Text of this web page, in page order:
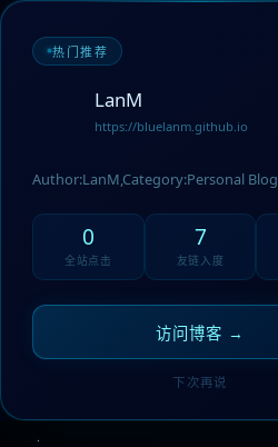
全部博客 · 80 节点
全部80 未分类
热门推荐
LanM
https://bluelanm.github.io
Author:LanM,Category:Personal Blog
0
全站点击
7
友链入度
访问博客 →
下次再说